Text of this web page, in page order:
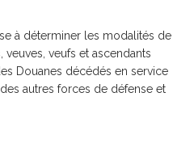
à déterminer les modalités de
veufs et ascendants
Douanes décédés en service
autres forces de défense et